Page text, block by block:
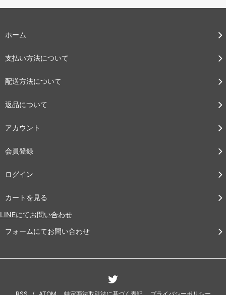
ホーム
支払い方法について
配送方法について
返品について
アカウント
会員登録
ログイン
カートを見る
LINEにてお問い合わせ
フォームにてお問い合わせ